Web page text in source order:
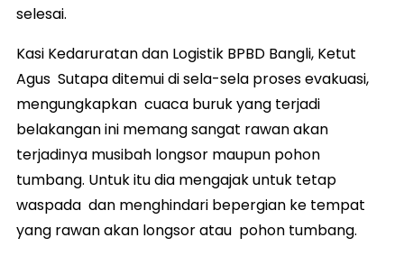
selesai.
Kasi Kedaruratan dan Logistik BPBD Bangli, Ketut
Agus Sutapa ditemui di sela-sela proses evakuasi,
mengungkapkan cuaca buruk yang terjadi
belakangan ini memang sangat rawan akan
terjadinya musibah longsor maupun pohon
tumbang. Untuk itu dia mengajak untuk tetap
waspada dan menghindari bepergian ke tempat
yang rawan akan longsor atau pohon tumbang.